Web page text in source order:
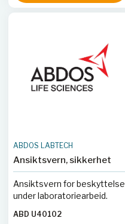
ABDOS LABTECH
Ansiktsvern, sikkerhet
Ansiktsvern for beskyttelse
under laboratoriearbeid.
ABD U40102